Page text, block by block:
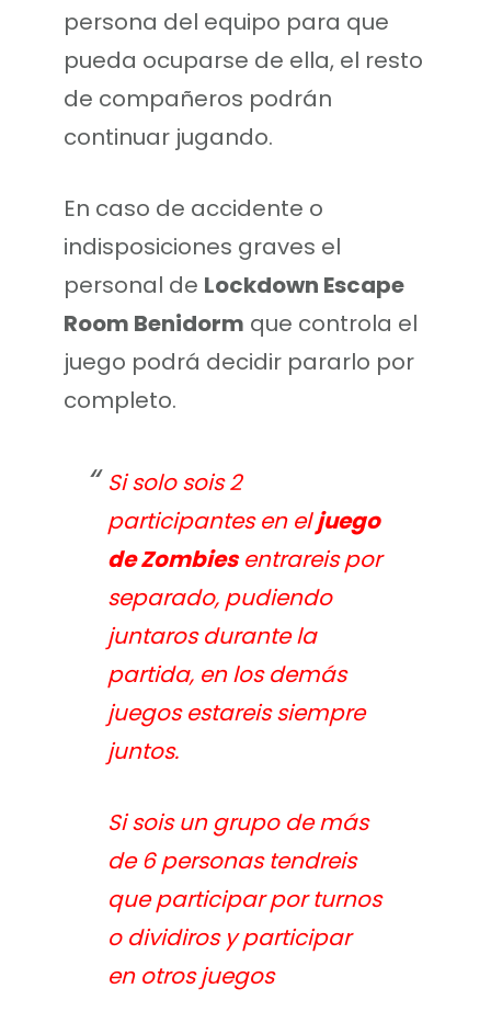
persona del equipo para que
pueda ocuparse de ella, el resto
de compañeros podrán
continuar jugando.
En caso de accidente o
indisposiciones graves el
personal de Lockdown Escape
Room Benidorm que controla el
juego podrá decidir pararlo por
completo.
Si solo sois 2
participantes en eljuego
de Zombiesentrareis por
separado, pudiendo
juntaros durante la
partida, en los demás
juegos estareis siempre
juntos.
Si sois un grupo de más
de 6 personas tendreis
que participar por turnos
o dividiros y participar
en otros juegos